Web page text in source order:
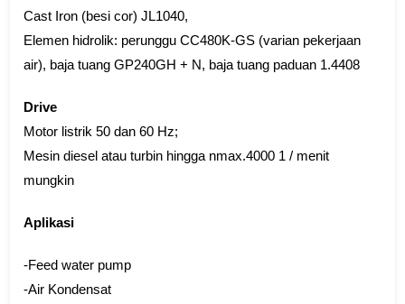
Cast Iron (besi cor) JL1040,
Elemen hidrolik: perunggu CC480K-GS (varian pekerjaan
air), baja tuang GP240GH + N, baja tuang paduan 1.4408
Drive
Motor listrik 50 dan 60 Hz;
Mesin diesel atau turbin hingga nmax.4000 1 / menit
mungkin
Aplikasi
-Feed water pump
-Air Kondensat